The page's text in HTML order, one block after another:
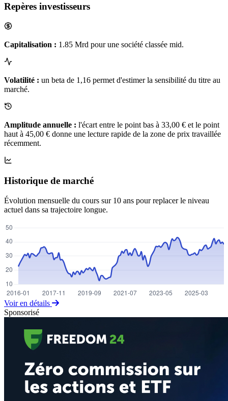
Repères investisseurs
Capitalisation : 1.85 Mrd pour une société classée mid.
Volatilité : un beta de 1,16 permet d'estimer la sensibilité du titre au
marché.
Amplitude annuelle : l'écart entre le point bas à 33,00 € et le point
haut à 45,00 € donne une lecture rapide de la zone de prix travaillée
récemment.
Historique de marché
Évolution mensuelle du cours sur 10 ans pour replacer le niveau
actuel dans sa trajectoire longue.
Voir en détails
Sponsorisé